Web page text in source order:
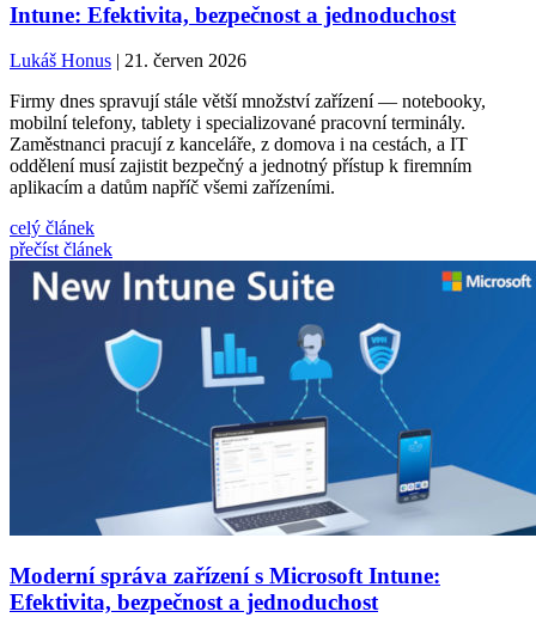
Intune: Efektivita, bezpečnost a jednoduchost
Lukáš Honus | 21. červen 2026
Firmy dnes spravují stále větší množství zařízení — notebooky,
mobilní telefony, tablety i specializované pracovní terminály.
Zaměstnanci pracují z kanceláře, z domova i na cestách, a IT
oddělení musí zajistit bezpečný a jednotný přístup k firemním
aplikacím a datům napříč všemi zařízeními.
celý článek
přečíst článek
Moderní správa zařízení s Microsoft Intune:
Efektivita, bezpečnost a jednoduchost